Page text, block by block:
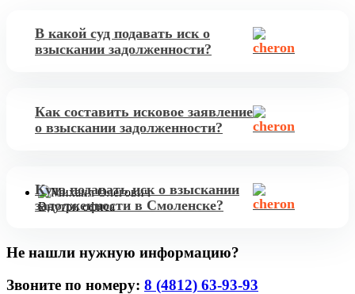
Внутри офиса
В какой суд подавать иск о
взыскании задолженности?
Как составить исковое заявление
о взыскании задолженности?
Куда подавать иск о взыскании
задолженности в Смоленске?
по месту регистрации должника.
Не нашли нужную информацию?
Звоните по номеру: 8 (4812) 63-93-93